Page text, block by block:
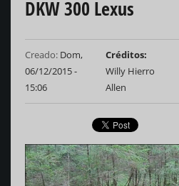
DKW 300 Lexus
Creado: Dom,
06/12/2015 -
15:06
Créditos
Willy Hierro
Allen